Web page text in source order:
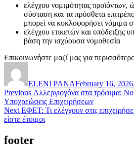
ελέγχου νομιμότητας προϊόντων,
σύσταση και τα πρόσθετα
μπορεί να κυκλοφορήσει νόμιμα
ελέγχου ετικετών και υπόδειξης
βάση την ισχύουσα νομοθεσία
Επικοινωνήστε μαζί μας για
ELENI PANAFebruary 16, 2026
Post
navigation
Previous Previous
post:
Αλλεργιογόνα στα τρόφιμα:
Υποχρεώσεις Επιχειρήσεων
Next Next
post:
ΕΦΕΤ: Τι ελέγχουν στις
είστε έτοιμοι
footer